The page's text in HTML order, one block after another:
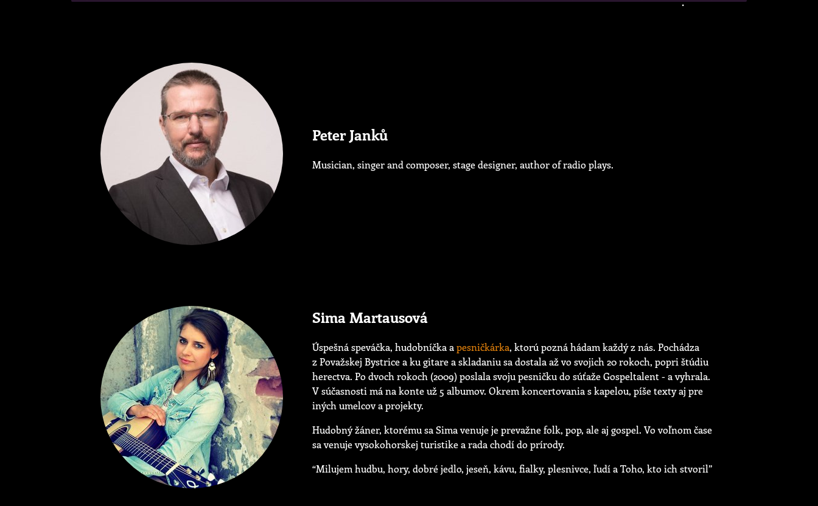
Peter Janků
Musician, singer and composer, stage designer, author of radio plays.
Sima Martausová
Úspešná speváčka, hudobníčka apesničkárka, ktorú pozná hádam každý z nás. Pochádza
z Považskej Bystrice a ku gitare a skladaniu sa dostala až vo svojich 20 rokoch, popri štúdiu
herectva. Po dvoch rokoch (2009) poslala svoju pesničku do súťaže Gospeltalent - a vyhrala.
V súčasnosti má na konte už 5 albumov. Okrem koncertovania s kapelou, píše texty aj pre
iných umelcov a projekty.
Hudobný žáner, ktorému sa Sima venuje je prevažne folk, pop, ale aj gospel. Vo voľnom čase
sa venuje vysokohorskej turistike a rada chodí do prírody.
“Milujem hudbu, hory, dobré jedlo, jeseň, kávu, fialky, plesnivce, ľudí a Toho, kto ich stvoril”